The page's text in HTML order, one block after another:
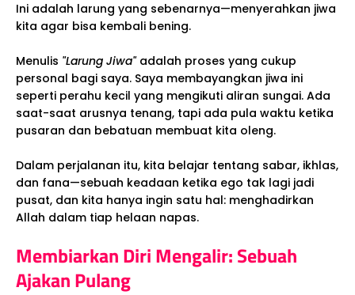
Ini adalah larung yang sebenarnya—menyerahkan jiwa
kita agar bisa kembali bening.
Menulis "Larung Jiwa"adalah proses yang cukup
personal bagi saya. Saya membayangkan jiwa ini
seperti perahu kecil yang mengikuti aliran sungai. Ada
saat-saat arusnya tenang, tapi ada pula waktu ketika
pusaran dan bebatuan membuat kita oleng.
Dalam perjalanan itu, kita belajar tentang sabar, ikhlas,
dan fana—sebuah keadaan ketika ego tak lagi jadi
pusat, dan kita hanya ingin satu hal: menghadirkan
Allah dalam tiap helaan napas.
Membiarkan Diri Mengalir: Sebuah
Ajakan Pulang